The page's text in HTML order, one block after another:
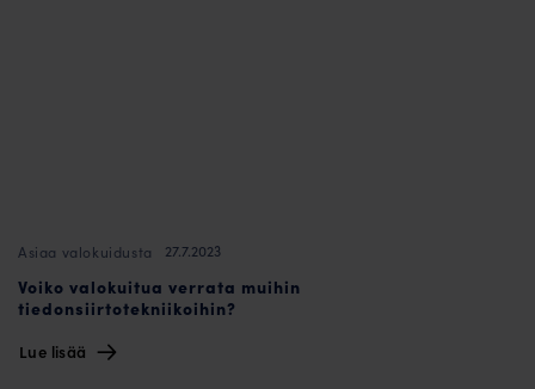
Asiaa valokuidusta 27.7.2023
Voiko valokuitua verrata muihin
tiedonsiirtotekniikoihin?
Lue lisää